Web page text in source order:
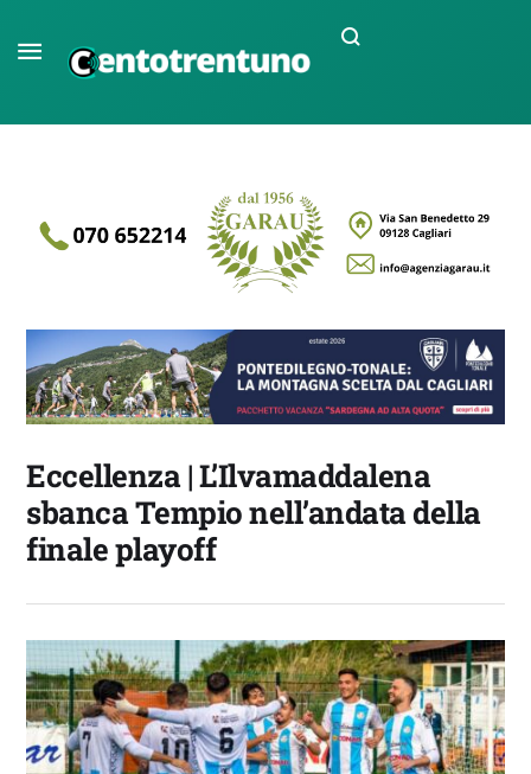
Eccellenza | L’Ilvamaddalena
sbanca Tempio nell’andata della
finale playoff